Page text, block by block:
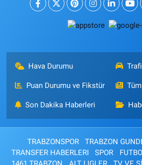
Hava Durumu
Puan Durumu ve Fikstür
Son Dakika Haberleri
TRABZONSPOR TRABZON
TRANSFER HABERLERI
SPOR